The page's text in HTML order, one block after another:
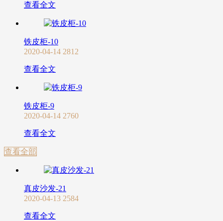
查看全文
铁皮柜-10
2020-04-14 2812
查看全文
铁皮柜-9
2020-04-14 2760
查看全文
查看全部
真皮沙发-21
2020-04-13 2584
查看全文